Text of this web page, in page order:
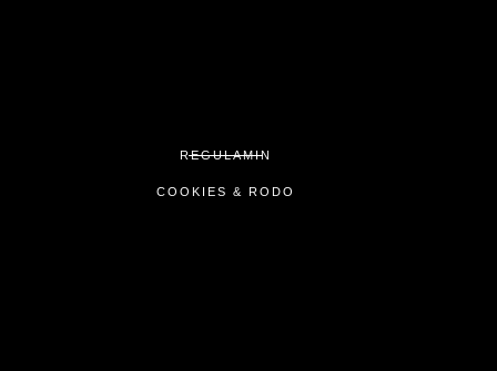
REGULAMIN
COOKIES & RODO